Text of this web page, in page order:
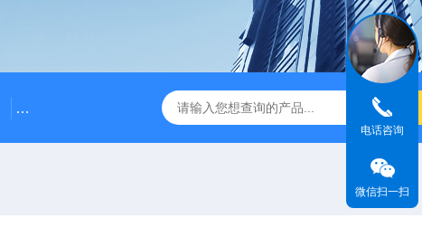
脉冲阻尼器 NPB0330PQ1MNN海王星Neptune计量泵/美
电话咨询
微信扫一扫